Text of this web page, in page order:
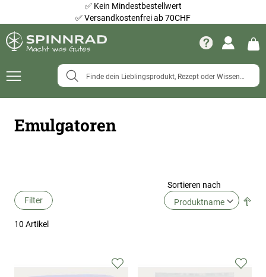
✅ Kein Mindestbestellwert
✅Versandkostenfrei ab 70CHF
Navigation
Emulgatoren
Filter
10 Artikel
Sortieren nach
Zur Zur